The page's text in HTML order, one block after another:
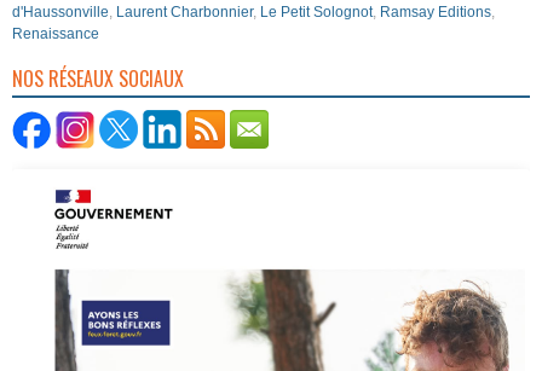
d'Haussonville, Laurent Charbonnier, Le Petit Solognot, Ramsay Editions,
Renaissance
NOS RÉSEAUX SOCIAUX